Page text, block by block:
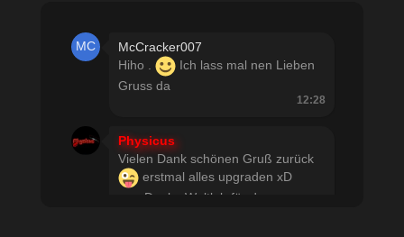
McCracker007
Hiho .
Ich lass mal nen Lieben
Gruss da
12:28
Physicus
Vielen Dank schönen Gruß zurück
erstmal alles upgraden xD
usw Danke Woltlab für den